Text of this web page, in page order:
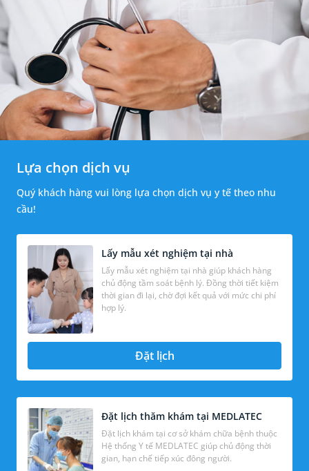
Lựa chọn dịch vụ
Quý khách hàng vui lòng lựa chọn dịch vụ y tế theo nhu
cầu!
Lấy mẫu xét nghiệm tại nhà
Lấy mẫu xét nghiệm tại nhà giúp khách hàng
chủ động tầm soát bệnh lý. Đồng thời tiết kiệm
thời gian đi lại, chờ đợi kết quả với mức chi phí
hợp lý.
Đặt lịch
Đặt lịch thăm khám tại MEDLATEC
Đặt lịch khám tại cơ sở khám chữa bệnh thuộc
Hệ thống Y tế MEDLATEC giúp chủ động thời
gian, hạn chế tiếp xúc đông người.